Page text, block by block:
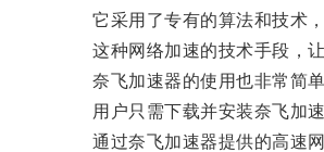
它采用了专有的算法和技术，
这种网络加速的技术手段，让
奈飞加速器的使用也非常简单
用户只需下载并安装奈飞加速
通过奈飞加速器提供的高速网